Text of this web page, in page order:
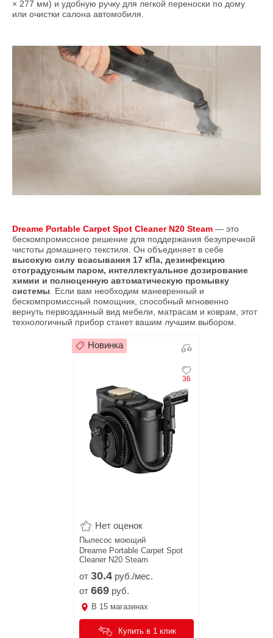
× 277 мм) и удобную ручку для легкой переноски по дому
или очистки салона автомобиля.
Dreame Portable Carpet Spot Cleaner N20 Steam — это
бескомпромиссное решение для поддержания безупречной
чистоты домашнего текстиля. Он объединяет в себе
высокую силу всасывания 17 кПа, дезинфекцию
стоградусным паром, интеллектуальное дозирование
химии и полноценную автоматическую промывку
системы . Если вам необходим маневренный и
бескомпромиссный помощник, способный мгновенно
вернуть первозданный вид мебели, матрасам и коврам, этот
технологичный прибор станет вашим лучшим выбором.
36
Нет оценок
Пылесос моющий
Dreame Portable Carpet Spot
Cleaner N20 Steam
от 30.4 руб./мес.
от 669 руб.
В 15 магазинах
Купить в 1 клик
Новинка